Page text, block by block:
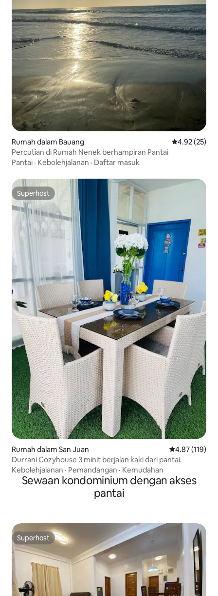
Rumah dalam Bauang Penarafan
4.92 (25)
Percutian di Rumah Nenek berhampiran Pantai
Pantai · Kebolehjalanan · Daftar masuk
Superhost
Superhost
Rumah dalam San Juan Penarafan
4.87 (119)
Durrani Cozyhouse 3 minit berjalan kaki dari pantai.
Kebolehjalanan · Pemandangan · Kemudahan
Sewaan kondominium dengan akses
pantai
Superhost
Superhost